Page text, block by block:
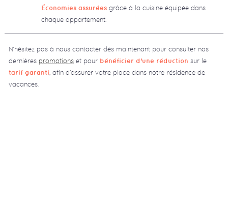
Économies assuréesgrâce à la cuisine équipée dans
chaque appartement.
N’hésitez pas à nous contacter dès maintenant pour consulter nos
dernières promotionset pour bénéficier d’une réduction sur le
tarif garanti, afin d’assurer votre place dans notre résidence de
vacances.